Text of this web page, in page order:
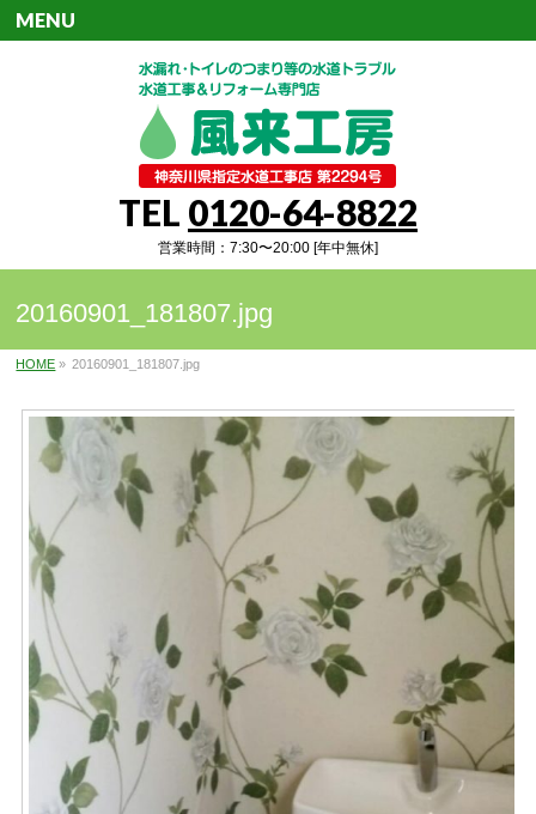
TEL 0120-64-8822
営業時間：7:30〜20:00 [年中無休]
MENU
20160901_181807.jpg
HOME » 20160901_181807.jpg